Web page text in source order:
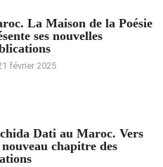
La Maison de la Poésie
ses nouvelles
février 2025
Dati au Maroc. Vers
chapitre des